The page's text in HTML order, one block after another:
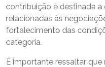
contribuição é destinada
relacionadas às
fortalecimento das
categoria.
É importante ressaltar que